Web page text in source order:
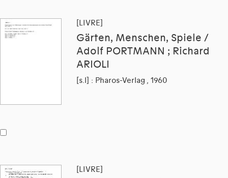
[LIVRE]
Gärten, Menschen, Spiele /
Adolf PORTMANN ; Richard
ARIOLI
[s.l] : Pharos-Verlag , 1960
[LIVRE]